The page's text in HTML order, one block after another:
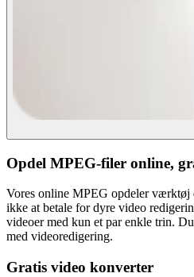
Opdel MPEG-filer online,
Vores online MPEG opdeler værktøj
ikke at betale for dyre video
videoer med kun et par enkle trin.
med videoredigering.
Gratis video konverter